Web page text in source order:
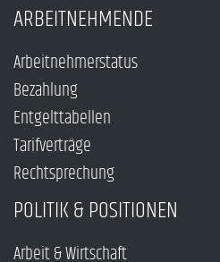
ARBEITNEHMENDE
Arbeitnehmerstatus
Bezahlung
Entgelttabellen
Tarifverträge
Rechtsprechung
POLITIK & POSITIONEN
Arbeit & Wirtschaft